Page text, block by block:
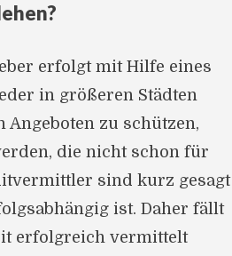
erfolgt mit Hilfe eines
in größeren Städten
zu schützen,
die nicht schon für
sind kurz gesagt
ist. Daher fällt
erfolgreich vermittelt